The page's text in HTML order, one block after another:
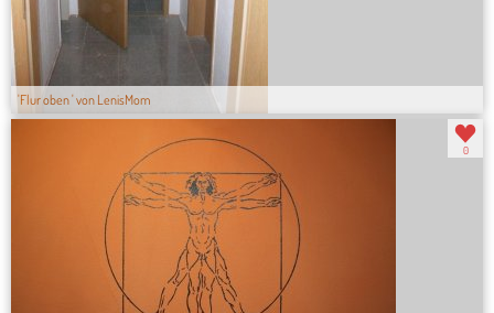
'Flur oben ' von LenisMom
0